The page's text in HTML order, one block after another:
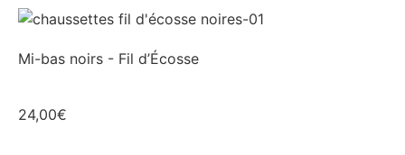
Mi-bas noirs - Fil d’Écosse
24,00€